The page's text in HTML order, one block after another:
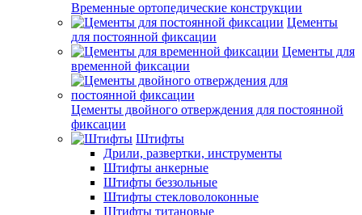
Временные ортопедические конструкции
Цементы
для постоянной фиксации
Цементы для
временной фиксации
Цементы двойного отверждения для постоянной
фиксации
Штифты
Дрили, развертки, инструменты
Штифты анкерные
Штифты беззольные
Штифты стекловолоконные
Штифты титановые